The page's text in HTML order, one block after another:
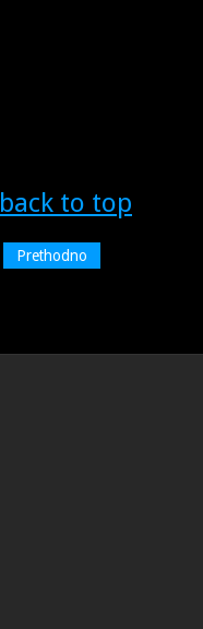
back to top
Prethodno